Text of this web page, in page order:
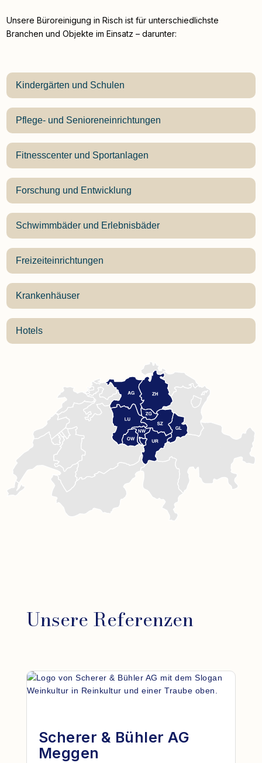
Unsere Büroreinigung in Risch ist für unterschiedlichste
Branchen und Objekte im Einsatz – darunter:
Kindergärten und Schulen
Pflege- und Senioreneinrichtungen
Fitnesscenter und Sportanlagen
Forschung und Entwicklung
Schwimmbäder und Erlebnisbäder
Freizeiteinrichtungen
Krankenhäuser
Hotels
Unsere Referenzen
Scherer & Bühler AG
Meggen